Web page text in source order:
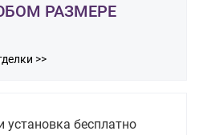
РАЗМЕРЕ
>>
установка бесплатно